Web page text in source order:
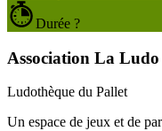
Durée ?
Association La Ludo
Ludothèque du Pallet
Un espace de jeux et de